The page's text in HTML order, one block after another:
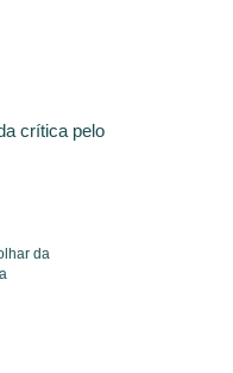
crítica pelo
da